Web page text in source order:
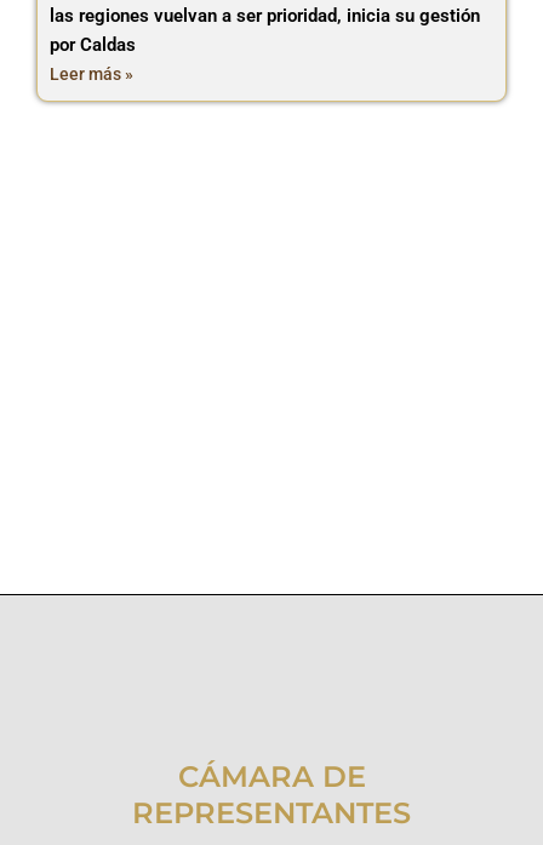
las regiones vuelvan a ser prioridad, inicia su gestión
por Caldas
Leer más »
CÁMARA DE
REPRESENTANTES